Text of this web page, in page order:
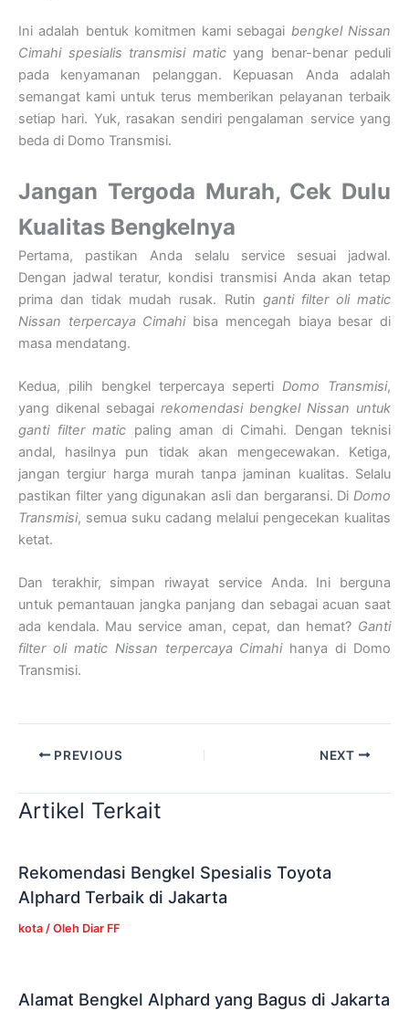
Ini adalah bentuk komitmen kami sebagai bengkel Nissan
Cimahi spesialis transmisi maticyang benar-benar peduli
pada kenyamanan pelanggan. Kepuasan Anda adalah
semangat kami untuk terus memberikan pelayanan terbaik
setiap hari. Yuk, rasakan sendiri pengalaman service yang
beda di Domo Transmisi.
Jangan Tergoda Murah, Cek Dulu
Kualitas Bengkelnya
Pertama, pastikan Anda selalu service sesuai jadwal.
Dengan jadwal teratur, kondisi transmisi Anda akan tetap
prima dan tidak mudah rusak. Rutin ganti filter oli matic
Nissan terpercaya Cimahibisa mencegah biaya besar di
masa mendatang.
Kedua, pilih bengkel terpercaya sepertiDomo Transmisi,
yang dikenal sebagai rekomendasi bengkel Nissan untuk
ganti filter matic paling aman di Cimahi. Dengan teknisi
andal, hasilnya pun tidak akan mengecewakan. Ketiga,
jangan tergiur harga murah tanpa jaminan kualitas. Selalu
pastikan filter yang digunakan asli dan bergaransi. Di Domo
Transmisi, semua suku cadang melalui pengecekan kualitas
ketat.
Dan terakhir, simpan riwayat service Anda. Ini berguna
untuk pemantauan jangka panjang dan sebagai acuan saat
ada kendala. Mau service aman, cepat, dan hemat? Ganti
filter oli matic Nissan terpercaya Cimahihanya di Domo
Transmisi.
PREVIOUS NEXT
Artikel Terkait
Rekomendasi Bengkel Spesialis Toyota
Alphard Terbaik di Jakarta
kota / Oleh Diar FF
Alamat Bengkel Alphard yang Bagus di Jakarta